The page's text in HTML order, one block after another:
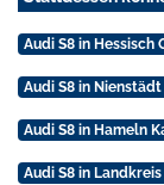
Audi S8 in Hessisch
Audi S8 in
Audi S8 in Hameln
Audi S8 in